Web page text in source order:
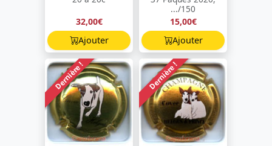
32,00€
Ajouter
.../150
15,00€
Ajouter
Dernière ! Dernière !